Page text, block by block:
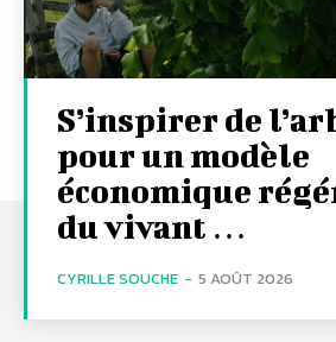
S’inspirer de
pour un modèle
économique
du vivant …
CYRILLE SOUCHE - 5 AOÛT 2026